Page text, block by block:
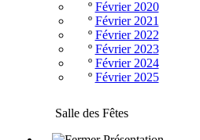
º Février 2020
º Février 2021
º Février 2022
º Février 2023
º Février 2024
º Février 2025
Salle des Fêtes